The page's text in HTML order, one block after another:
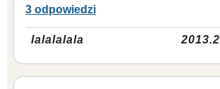
3 odpowiedzi
lalalalala